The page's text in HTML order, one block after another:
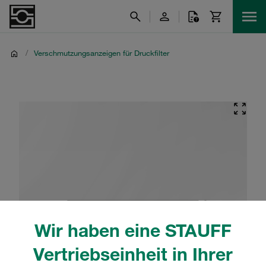
Wir haben eine STAUFF
Vertriebseinheit in Ihrer
/ Verschmutzungsanzeigen für Druckfilter